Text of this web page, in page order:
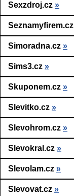
Sexzdroj.cz »
Seznamyfirem.cz
Simoradna.cz »
Sims3.cz »
Skuponem.cz »
Slevitko.cz »
Slevohrom.cz »
Slevokral.cz »
Slevolam.cz »
Slevovat.cz »